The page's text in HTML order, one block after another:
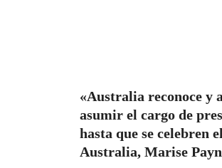
«Australia reconoce y
asumir el cargo de
hasta que se celebren
Australia, Marise